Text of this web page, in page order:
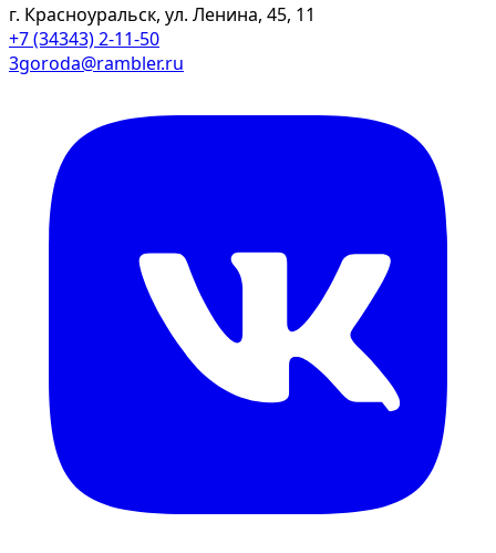
г. Красноуральск, ул. Ленина, 45, 11
+7 (34343) 2-11-50
3goroda@rambler.ru